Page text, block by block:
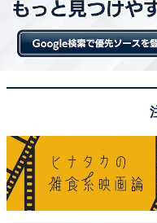
と思ったから（40代女
さが似ていると思った
の声がありました。